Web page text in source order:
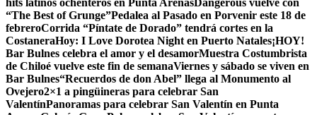
hits latinos ochenteros en Punta ArenasDangerous vuelve con
“The Best of Grunge”Pedalea al Pasado en Porvenir este 18 de
febreroCorrida “Píntate de Dorado” tendrá cortes en la
CostaneraHoy: I Love Dorotea Night en Puerto Natales¡HOY!
Bar Bulnes celebra el amor y el desamorMuestra Costumbrista
de Chiloé vuelve este fin de semanaViernes y sábado se viven en
Bar Bulnes“Recuerdos de don Abel” llega al Monumento al
Ovejero2×1 a pingüineras para celebrar San
ValentínPanoramas para celebrar San Valentín en Punta